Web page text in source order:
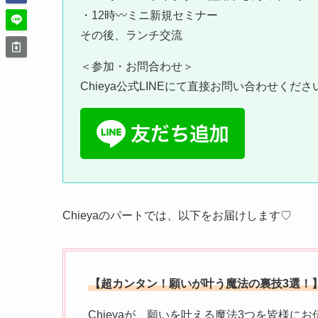
・12時〰️ミニ新規セミナー
その後、ランチ交流
＜参加・お問合わせ＞
Chieya公式LINEにて直接お問い合わせくださ
Chieyaのパートでは、以下をお届けします♡
【超カンタン！願いが叶う魔法の裏技3選！
Chieyaが、願いを叶える魔法3つを皆様にお